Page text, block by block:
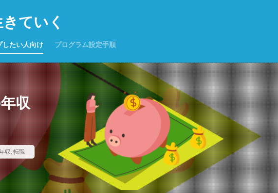
ていく
したい人向け プログラム設定手順
収
収, 転職